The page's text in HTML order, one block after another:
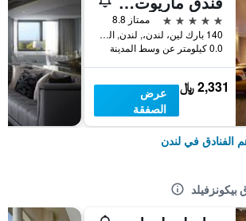
5 نجوم
ممتاز 8.8
140 بارك لين، لندن،, لندن, المملكة المتحدة
0.0 كيلومتر عن وسط المدينة
2,331 ﷼
عرض
الصفقة
الفنادق في لندن